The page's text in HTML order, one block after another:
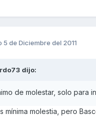
5 de Diciembre del 2011
dijo:
de molestar, solo para
mínima molestia, pero